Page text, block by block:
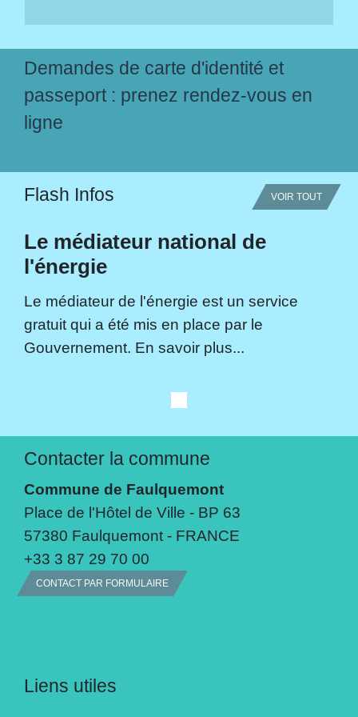
Demandes de carte d'identité et
passeport : prenez rendez-vous en
ligne
Flash Infos VOIR TOUT
Le médiateur national de
l'énergie
Le médiateur de l'énergie est un service
gratuit qui a été mis en place par le
Gouvernement. En savoir plus...
Contacter la commune
Commune de Faulquemont
Place de l'Hôtel de Ville - BP 63
57380 Faulquemont - FRANCE
+33 3 87 29 70 00
CONTACT PAR FORMULAIRE
Liens utiles